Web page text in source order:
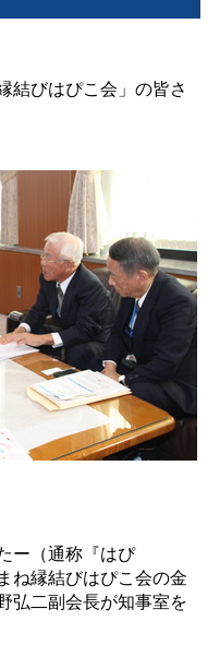
結びはぴこ会」の皆さ
ー（通称『はぴ
ね縁結びはぴこ会の金
弘二副会長が知事室を